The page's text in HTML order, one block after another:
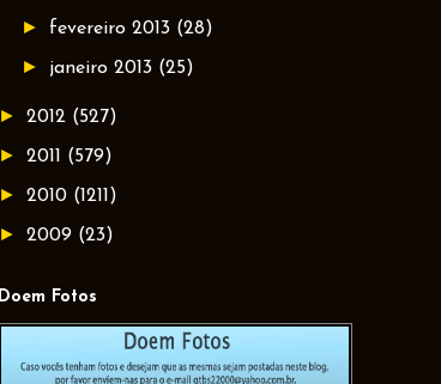
► fevereiro 2013 (28)
► janeiro 2013 (25)
► 2012 (527)
► 2011 (579)
► 2010 (1211)
► 2009 (23)
Doem Fotos